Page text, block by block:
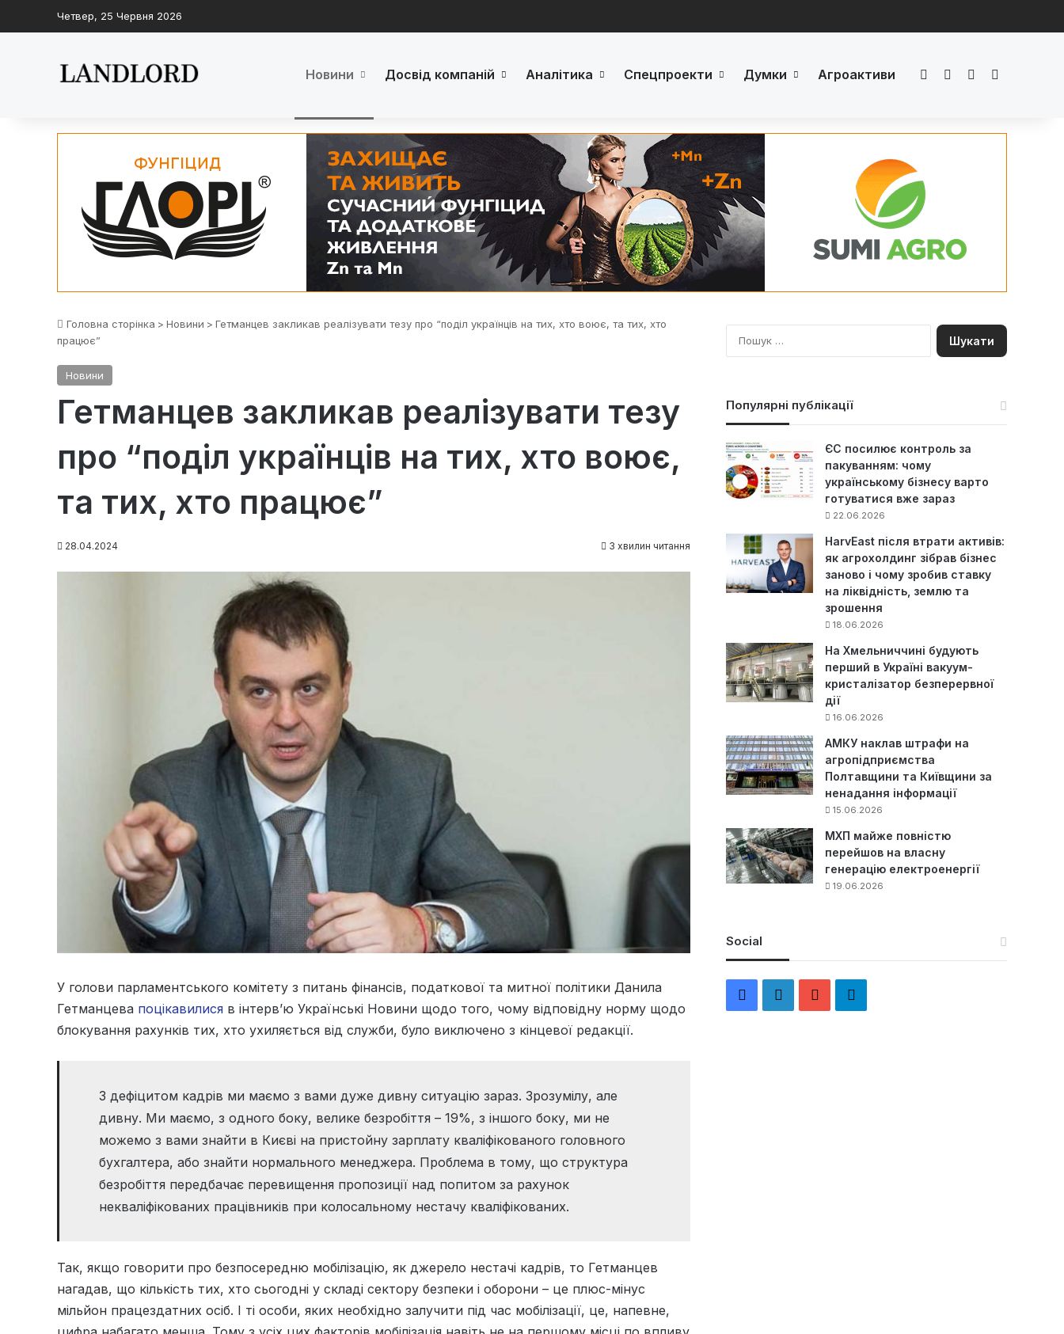
Четвер, 25 Червня 2026
Новини Досвід компаній Аналітика Спецпроекти Думки Агроактиви FacebookLinkedInYouTube
Головна сторінка > Новини > Гетманцев закликав реалізувати тезу про “поділ українців на тих, хто воює, та тих, хто
працює”
Новини
Гетманцев закликав реалізувати тезу
про “поділ українців на тих, хто воює,
та тих, хто працює”
28.04.2024 3 хвилин читання
У голови парламентського комітету з питань фінансів, податкової та митної політики Данила
Гетманцева поцікавилися в інтерв’ю Українські Новини щодо того, чому відповідну норму щодо
блокування рахунків тих, хто ухиляється від служби, було виключено з кінцевої редакції.
З дефіцитом кадрів ми маємо з вами дуже дивну ситуацію зараз. Зрозумілу, але
дивну. Ми маємо, з одного боку, велике безробіття – 19%, з іншого боку, ми не
можемо з вами знайти в Києві на пристойну зарплату кваліфікованого головного
бухгалтера, або знайти нормального менеджера. Проблема в тому, що структура
безробіття передбачає перевищення пропозиції над попитом за рахунок
некваліфікованих працівників при колосальному нестачу кваліфікованих.
Так, якщо говорити про безпосередню мобілізацію, як джерело нестачі кадрів, то Гетманцев
нагадав, що кількість тих, хто сьогодні у складі сектору безпеки і оборони – це плюс-мінус
мільйон працездатних осіб. І ті особи, яких необхідно залучити під час мобілізації, це, напевне,
П
о
Популярні публікації
ЄС посилює контроль за
пакуванням: чому
українському бізнесу варто
готуватися вже зараз
22.06.2026
HarvEast після втрати активів:
як агрохолдинг зібрав бізнес
заново і чому зробив ставку
на ліквідність, землю та
зрошення
18.06.2026
На Хмельниччині будують
перший в Україні вакуум-
кристалізатор безперервної
дії
16.06.2026
АМКУ наклав штрафи на
агропідприємства
Полтавщини та Київщини за
ненадання інформації
15.06.2026
МХП майже повністю
перейшов на власну
генерацію електроенергії
19.06.2026
Social